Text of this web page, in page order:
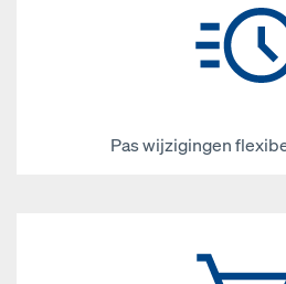
Pas wijzigingen